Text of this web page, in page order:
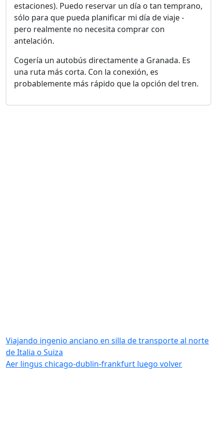
estaciones). Puedo reservar un día o tan temprano,
sólo para que pueda planificar mi día de viaje -
pero realmente no necesita comprar con
antelación.
Cogería un autobús directamente a Granada. Es
una ruta más corta. Con la conexión, es
probablemente más rápido que la opción del tren.
Viajando ingenio anciano en silla de transporte al norte
de Italia o Suiza
Aer lingus chicago-dublin-frankfurt luego volver